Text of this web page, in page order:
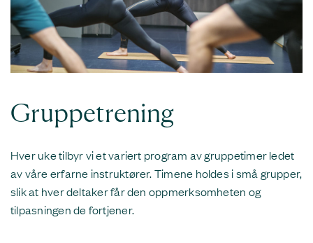
Gruppetrening
Hver uke tilbyr vi et variert program av gruppetimer ledet
av våre erfarne instruktører. Timene holdes i små grupper,
slik at hver deltaker får den oppmerksomheten og
tilpasningen de fortjener.